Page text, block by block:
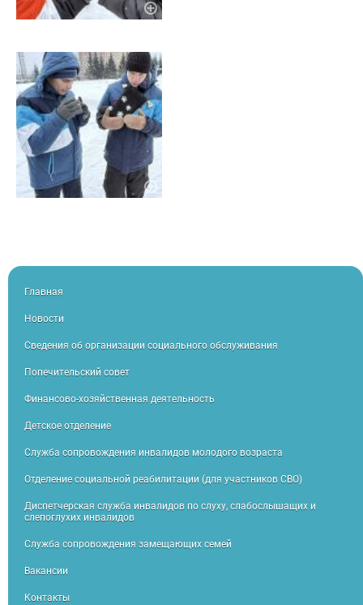
Главная
Новости
Сведения об организации социального обслуживания
Попечительский совет
Финансово-хозяйственная деятельность
Детское отделение
Служба сопровождения инвалидов молодого возраста
Отделение социальной реабилитации (для участников СВО)
Диспетчерская служба инвалидов по слуху, слабослышащих и
слепоглухих инвалидов
Служба сопровождения замещающих семей
Вакансии
Контакты